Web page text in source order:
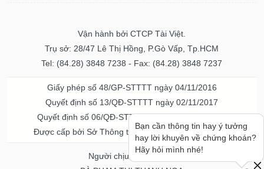
Vận hành bởi CTCP Tài Việt.
Trụ sở: 28/47 Lê Thị Hồng, P.Gò Vấp, Tp.HCM
Tel: (84.28) 3848 7238 - Fax: (84.28) 3848 7237
Giấy phép số 48/GP-STTTT ngày 04/11/2016
Quyết định số 13/QĐ-STTTT ngày 02/11/2017
Quyết định số 06/QĐ-STTTT-ICP ngày 20/07/2023
Được cấp bởi Sở Thông tin và Truyền thông TPHCM
Người chịu trách nhiệm
Bạn cần thông tin hay ý tưởng
hay lời khuyên về chứng khoán?
Hãy hỏi mình nhé!